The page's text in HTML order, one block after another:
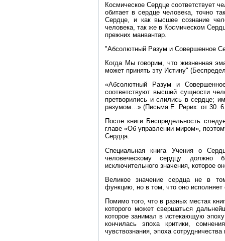
Космическое Сердце соответствует
обитает в сердце человека, точно
Сердце, и как высшее сознание
человека, так же в Космическом
прежних манвантар.
"Абсолютный Разум и Совершенное
Когда Мы говорим, что жизненная
может принять эту Истину"
«Абсолютный Разум и
соответствуют высшей сущности
претворились и слились в сердце;
разумом…» (Письма Е. Рерих: от 30.
После книги Беспредельность
главе «Об управлении миром»,
Сердца.
Специальная книга Учения о
человеческому сердцу должно
исключительного значения, которое
Великое значение сердца не в
функцию, но в том, что оно
Помимо того, что в разных местах
которого может свершаться
которое занимал в истекающую
кончилась эпоха критики,
чувствознания, эпоха